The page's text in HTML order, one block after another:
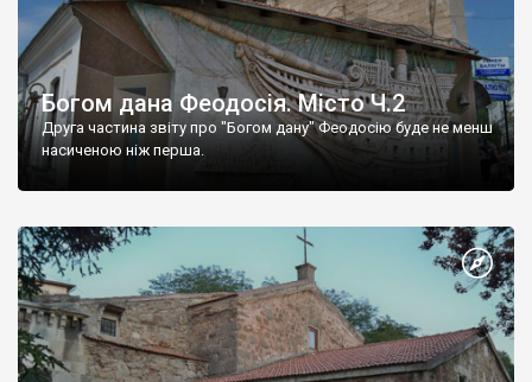
Богом дана Феодосія. Місто Ч.2
Друга частина звіту про "Богом дану" Феодосію буде не менш
насиченою ніж перша.